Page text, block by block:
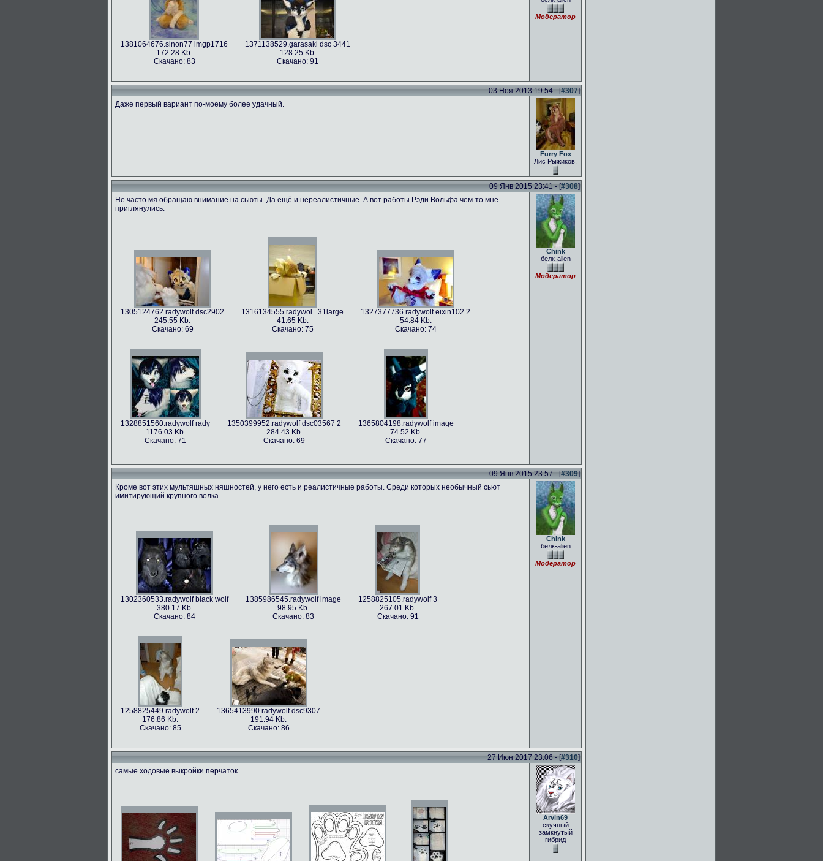
1381064676.sinon77 imgp1716
172.28 Kb.
Скачано: 83
1371138529.garasaki dsc 3441
128.25 Kb.
Скачано: 91
Модератор
03 Ноя 2013 19:54 - [#307]
Даже первый вариант по-моему более удачный.
Furry Fox
Лис Рыжиков.
09 Янв 2015 23:41 - [#308]
Не часто мя обращаю внимание на сьюты. Да ещё и нереалистичные. А вот работы Рэди Вольфа чем-то мне
приглянулись.
1305124762.radywolf dsc2902
245.55 Kb.
Скачано: 69
1316134555.radywol...31large
41.65 Kb.
Скачано: 75
1327377736.radywolf eixin102 2
54.84 Kb.
Скачано: 74
1328851560.radywolf rady
1176.03 Kb.
Скачано: 71
1350399952.radywolf dsc03567 2
284.43 Kb.
Скачано: 69
1365804198.radywolf image
74.52 Kb.
Скачано: 77
60.91 Kb.
Скачано: 79
1375506317.radywolf ao
492.86 Kb.
Скачано: 62
1389817170.radywolf image
351.3 Kb.
Скачано: 71
1393372244.radywolf eixin-20
3836.44 Kb.
Скачано: 70
1394357978.radywolf image
82.75 Kb.
Скачано: 70
Chink
белк-alien
Модератор
09 Янв 2015 23:57 - [#309]
Кроме вот этих мультяшных няшностей, у него есть и реалистичные работы. Среди которых необычный сьют
имитирующий крупного волка.
1302360533.radywolf black wolf
380.17 Kb.
Скачано: 84
1385986545.radywolf image
98.95 Kb.
Скачано: 83
1258825105.radywolf 3
267.01 Kb.
Скачано: 91
1258825449.radywolf 2
176.86 Kb.
Скачано: 85
1365413990.radywolf dsc9307
191.94 Kb.
Скачано: 86
Chink
белк-alien
Модератор
27 Июн 2017 23:06 - [#310]
самые ходовые выкройки перчаток
Arvin69
скучный
замкнутый
гибрид